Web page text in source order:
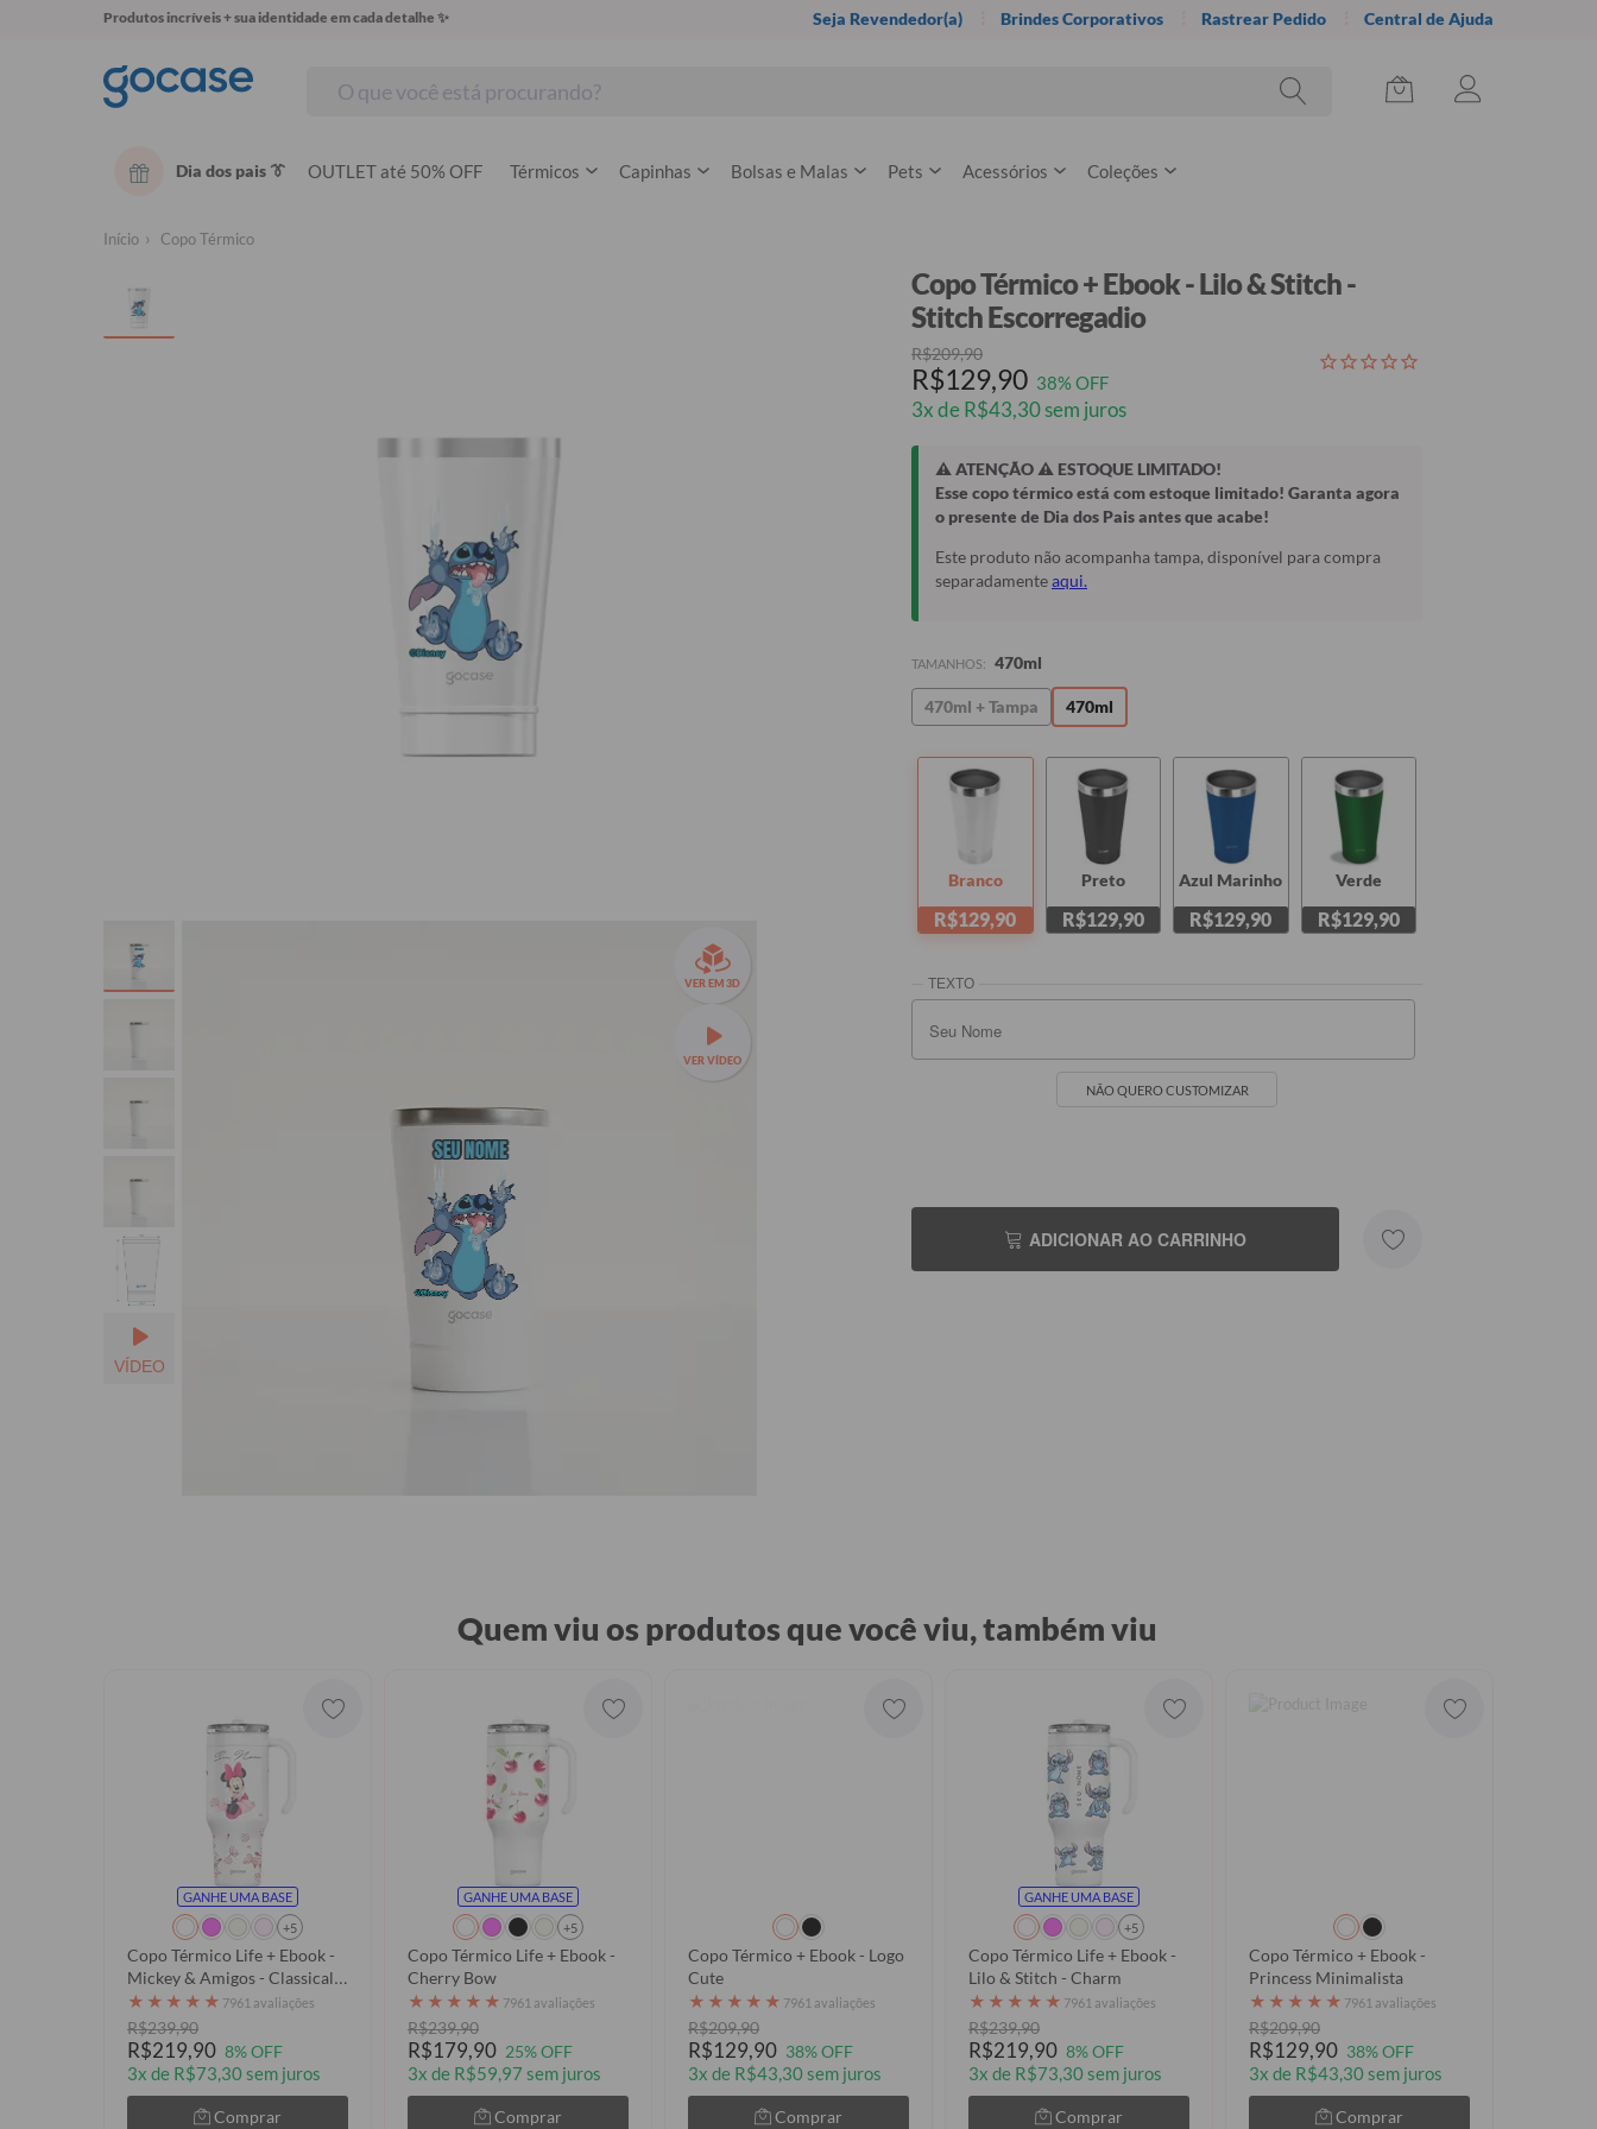
Produtos incríveis + sua identidade em cada detalhe ✨ Seja Revendedor(a) Brindes Corporativos Rastrear Pedido Central de Ajuda
Dia dos pais 👔 OUTLET até 50% OFF Térmicos Capinhas Bolsas e Malas Pets Acessórios Coleções
Início Copo Térmico
VER EM 3D
VER VÍDEO
VÍDEO
SEU NOME
Copo Térmico + Ebook - Lilo & Stitch -
Stitch Escorregadio
R$209,90
R$129,90 38% OFF
3x de R$43,30 sem juros
⚠️ ATENÇÃO ⚠️ ESTOQUE LIMITADO!
Esse copo térmico está com estoque limitado! Garanta agora
o presente de Dia dos Pais antes que acabe!
Este produto não acompanha tampa, disponível para compra
separadamenteaqui.
TAMANHOS: 470ml
470ml + Tampa 470ml
Branco
R$129,90
Preto
R$129,90
Azul Marinho
R$129,90
Verde
R$129,90
NÃO QUERO CUSTOMIZAR
ADICIONAR AO CARRINHO
Quem viu os produtos que você viu, também viu
GANHE UMA BASE
+5
Copo Térmico Life + Ebook -
Mickey & Amigos - Classical
Rose
★ ★ ★ ★ ★ 7961 avaliações
R$239,90
R$219,90 8% OFF
3x de R$73,30 sem juros
Comprar
GANHE UMA BASE
+5
Copo Térmico Life + Ebook -
Cherry Bow
★ ★ ★ ★ ★ 7961 avaliações
R$239,90
R$179,90 25% OFF
3x de R$59,97 sem juros
Comprar
Copo Térmico + Ebook - Logo
Cute
★ ★ ★ ★ ★ 7961 avaliações
R$209,90
R$129,90 38% OFF
3x de R$43,30 sem juros
Comprar
GANHE UMA BASE
+5
Copo Térmico Life + Ebook -
Lilo & Stitch - Charm
★ ★ ★ ★ ★ 7961 avaliações
R$239,90
R$219,90 8% OFF
3x de R$73,30 sem juros
Comprar
Copo Térmico + Ebook -
Princess Minimalista
★ ★ ★ ★ ★ 7961 avaliações
R$209,90
R$129,90 38% OFF
3x de R$43,30 sem juros
Comprar